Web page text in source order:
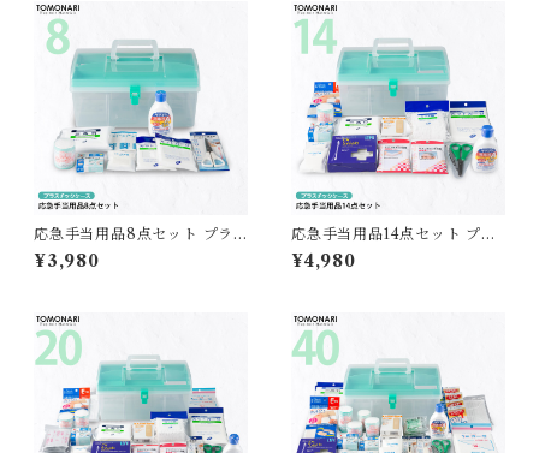
応急手当用品8点セット プラ
スチック製救急箱 【送料無
料】
¥3,980
応急手当用品14点セット プラ
スチック製救急箱 【送料無
料】
¥4,980